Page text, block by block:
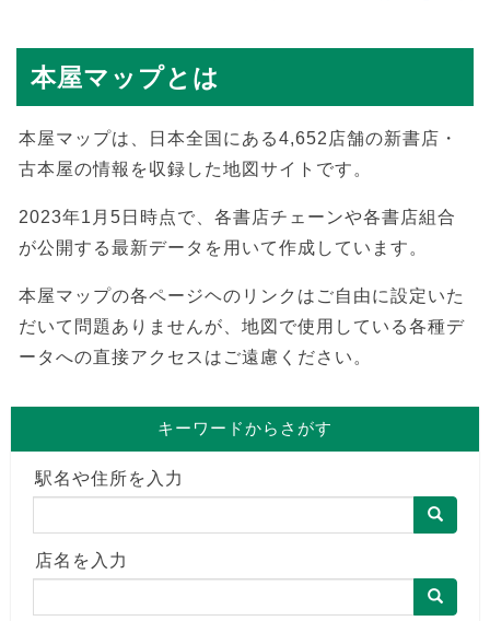
本屋マップとは
本屋マップは、日本全国にある4,652店舗の新書店・
古本屋の情報を収録した地図サイトです。
2023年1月5日時点で、各書店チェーンや各書店組合
が公開する最新データを用いて作成しています。
本屋マップの各ページヘのリンクはご自由に設定いた
だいて問題ありませんが、地図で使用している各種デ
ータへの直接アクセスはご遠慮ください。
キーワードからさがす
駅名や住所を入力
店名を入力